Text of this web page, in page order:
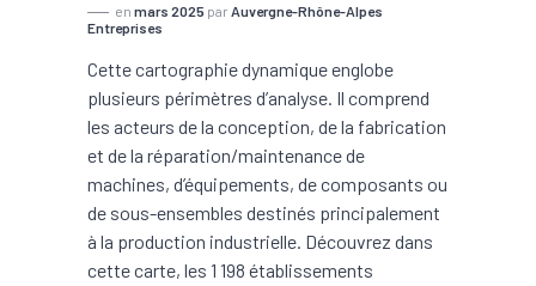
en mars 2025 par Auvergne-Rhône-Alpes
Entreprises
Cette cartographie dynamique englobe
plusieurs périmètres d’analyse. Il comprend
les acteurs de la conception, de la fabrication
et de la réparation/maintenance de
machines, d’équipements, de composants ou
de sous-ensembles destinés principalement
à la production industrielle. Découvrez dans
cette carte, les 1 198 établissements